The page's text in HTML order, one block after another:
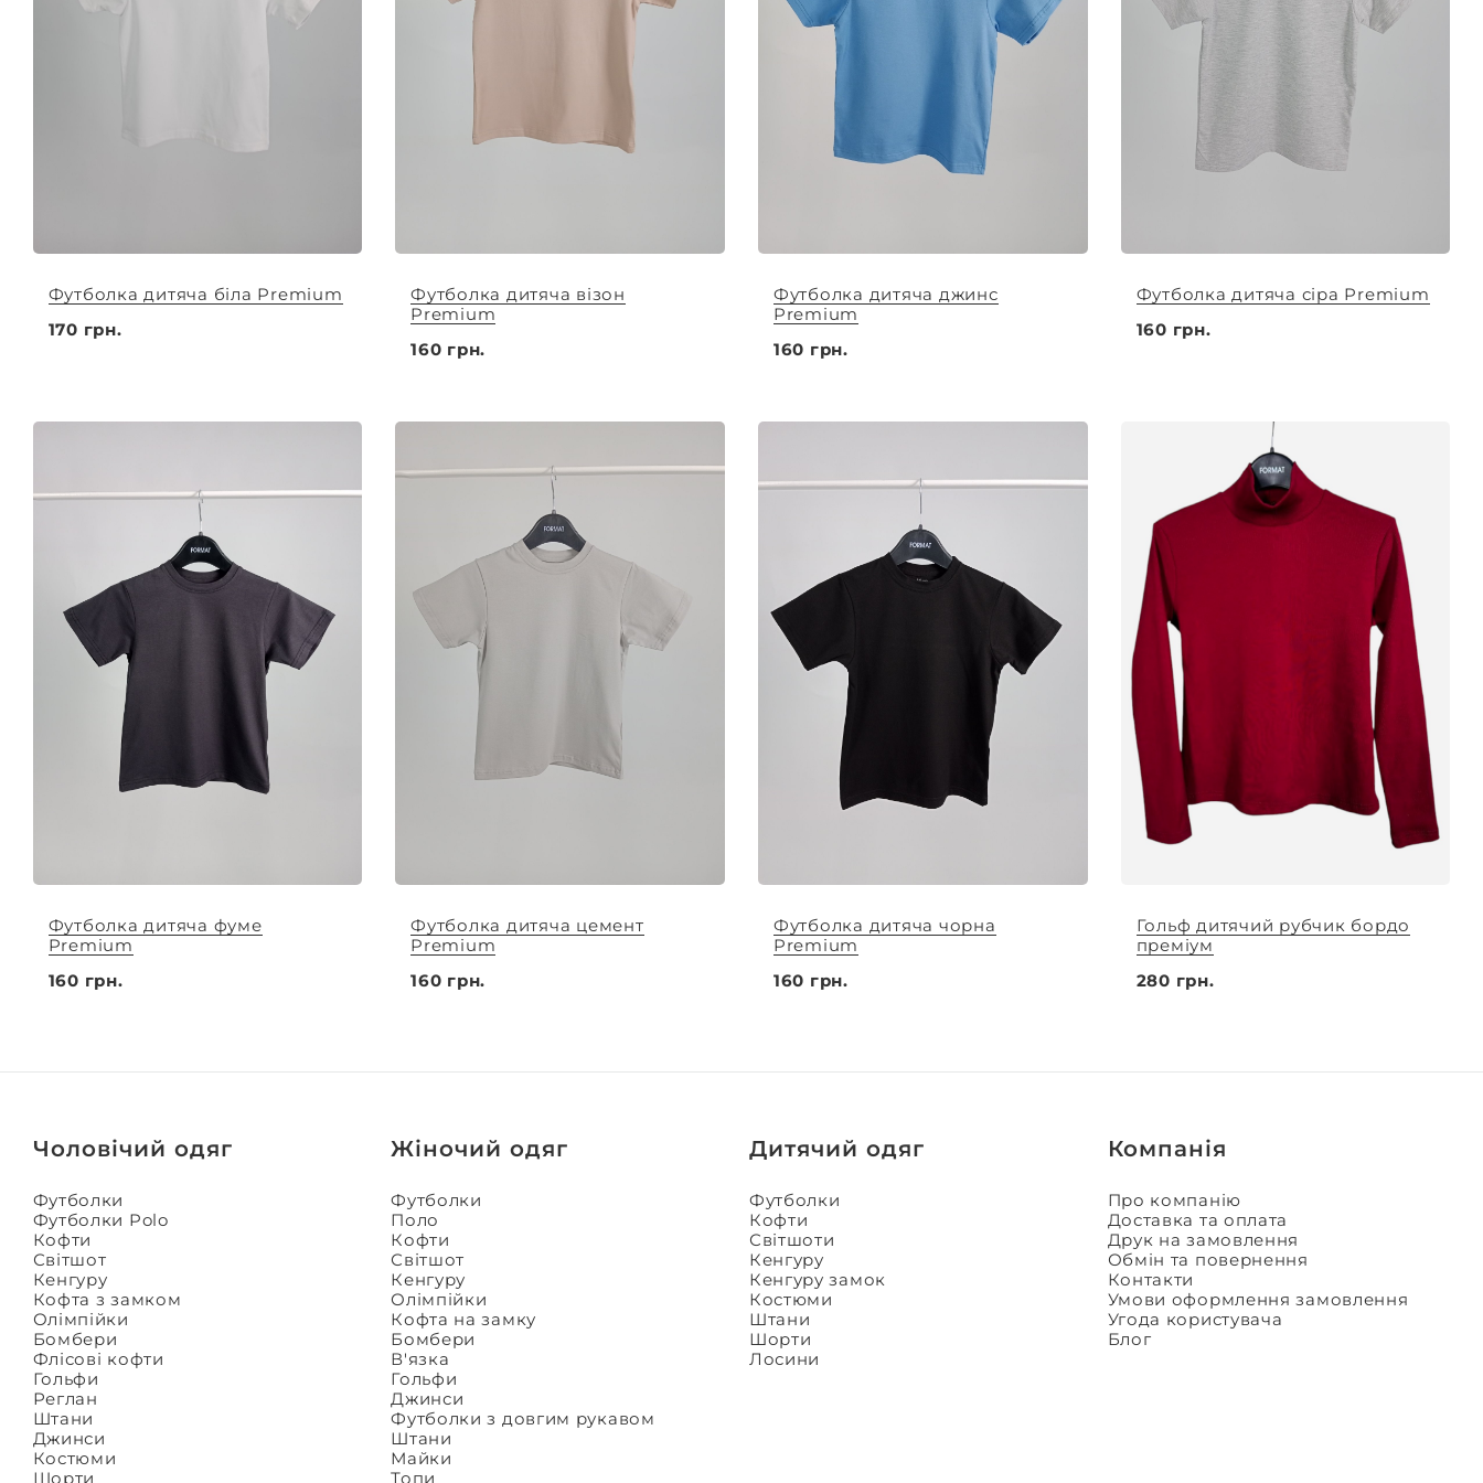
Футболка дитяча біла Premium
170 грн.
Футболка дитяча візон
Premium
160 грн.
Футболка дитяча джинс
Premium
160 грн.
Футболка дитяча сіра Premium
160 грн.
Футболка дитяча фуме
Premium
160 грн.
Футболка дитяча цемент
Premium
160 грн.
Футболка дитяча чорна
Premium
160 грн.
Гольф дитячий рубчик бордо
преміум
280 грн.
Чоловічий одяг
Футболки
Футболки Polo
Кофти
Світшот
Кенгуру
Кофта з замком
Олімпійки
Бомбери
Флісові кофти
Гольфи
Реглан
Штани
Джинси
Костюми
Шорти
Жіночий одяг
Футболки
Поло
Кофти
Світшот
Кенгуру
Олімпійки
Кофта на замку
Бомбери
В'язка
Гольфи
Джинси
Футболки з довгим рукавом
Штани
Майки
Топи
Дитячий одяг
Футболки
Кофти
Світшоти
Кенгуру
Кенгуру замок
Костюми
Штани
Шорти
Лосини
Компанія
Про компанію
Доставка та оплата
Друк на замовлення
Обмін та повернення
Контакти
Умови оформлення замовлення
Угода користувача
Блог